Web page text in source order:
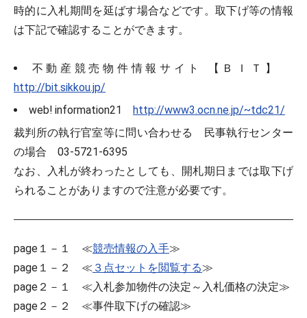
時的に入札期間を延ばす場合などです。取下げ等の情報
は下記で確認することができます。
不動産競売物件情報サイト 【ＢＩＴ】
http://bit.sikkou.jp/
web! information21 http://www3.ocn.ne.jp/~tdc21/
裁判所の執行官室等に問い合わせる 民事執行センター
の場合 03-5721-6395
なお、入札が終わったとしても、開札期日までは取下げ
られることがありますので注意が必要です。
page１－１ ≪競売情報の入手≫
page１－２ ≪ ３点セットを閲覧する≫
page２－１ ≪入札参加物件の決定～入札価格の決定≫
page２－２ ≪事件取下げの確認≫